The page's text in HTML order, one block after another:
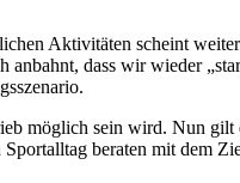
Aktivitäten scheint
dass wir wieder
möglich sein wird. Nun
beraten mit dem